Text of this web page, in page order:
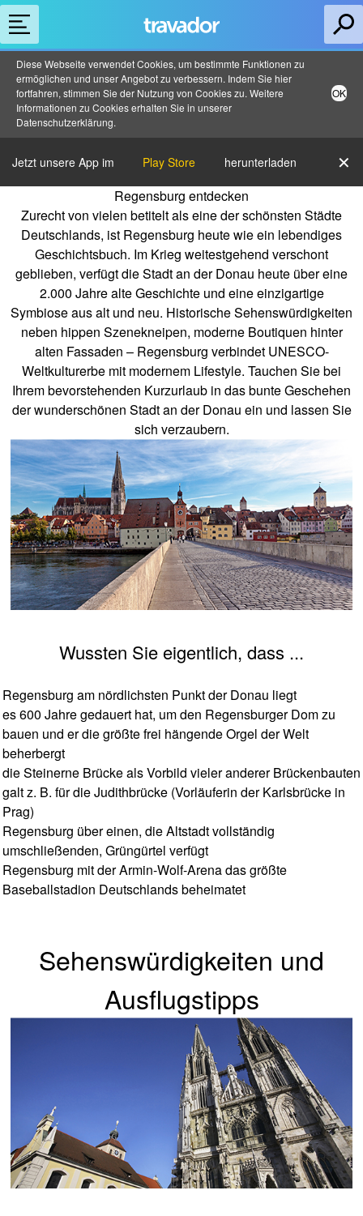
Diese Webseite verwendet Cookies, um bestimmte Funktionen zu
ermöglichen und unser Angebot zu verbessern. Indem Sie hier
fortfahren, stimmen Sie der Nutzung von Cookies zu. Weitere
Informationen zu Cookies erhalten Sie in unserer
Datenschutzerklärung.
OK
Jetzt unsere App im Play Store herunterladen ✕
Regensburg entdecken
Zurecht von vielen betitelt als eine der schönsten Städte
Deutschlands, ist Regensburg heute wie ein lebendiges
Geschichtsbuch. Im Krieg weitestgehend verschont
geblieben, verfügt die Stadt an der Donau heute über eine
2.000 Jahre alte Geschichte und eine einzigartige
Symbiose aus alt und neu. Historische Sehenswürdigkeiten
neben hippen Szenekneipen, moderne Boutiquen hinter
alten Fassaden – Regensburg verbindet UNESCO-
Weltkulturerbe mit modernem Lifestyle. Tauchen Sie bei
Ihrem bevorstehenden Kurzurlaub in das bunte Geschehen
der wunderschönen Stadt an der Donau ein und lassen Sie
sich verzaubern.
Wussten Sie eigentlich, dass ...
Regensburg am nördlichsten Punkt der Donau liegt
es 600 Jahre gedauert hat, um den Regensburger Dom zu
bauen und er die größte frei hängende Orgel der Welt
beherbergt
die Steinerne Brücke als Vorbild vieler anderer Brückenbauten
galt z. B. für die Judithbrücke (Vorläuferin der Karlsbrücke in
Prag)
Regensburg über einen, die Altstadt vollständig
umschließenden, Grüngürtel verfügt
Regensburg mit der Armin-Wolf-Arena das größte
Baseballstadion Deutschlands beheimatet
Sehenswürdigkeiten und
Ausflugstipps